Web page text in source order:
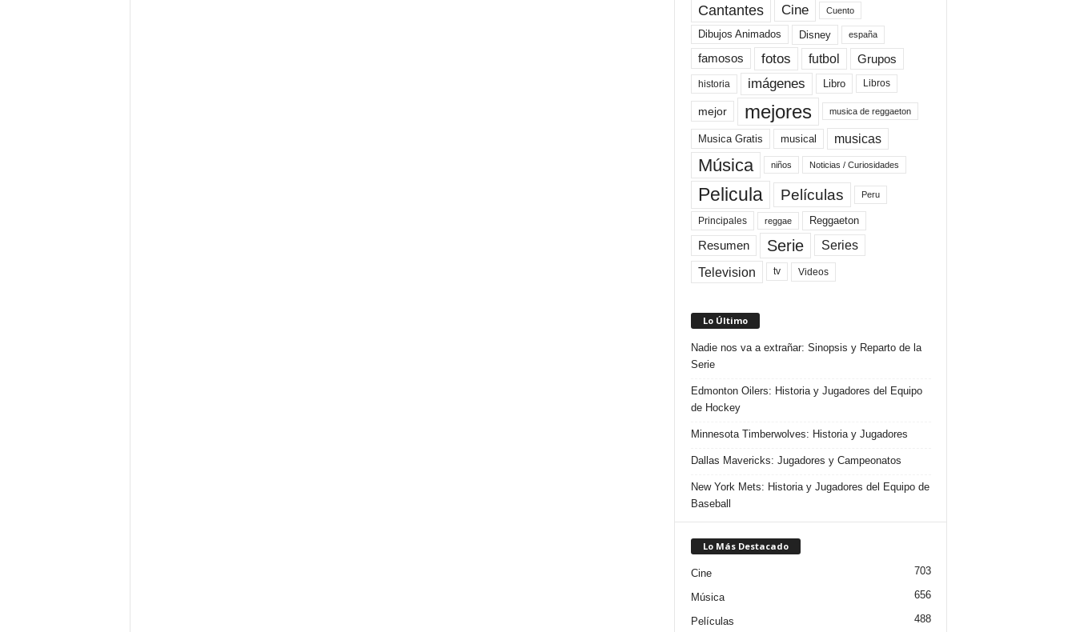
Cantantes Cine Cuento
Dibujos Animados Disney españa
famosos fotos futbol Grupos
historia imágenes Libro Libros
mejor mejores musica de reggaeton
Musica Gratis musical musicas
Música niños Noticias / Curiosidades
Pelicula Películas Peru
Principales reggae Reggaeton
Resumen Serie Series
Television tv Videos
Lo Último
Nadie nos va a extrañar: Sinopsis y Reparto de la
Serie
Edmonton Oilers: Historia y Jugadores del Equipo
de Hockey
Minnesota Timberwolves: Historia y Jugadores
Dallas Mavericks: Jugadores y Campeonatos
New York Mets: Historia y Jugadores del Equipo de
Baseball
Lo Más Destacado
Cine 703
Música 656
Películas 488